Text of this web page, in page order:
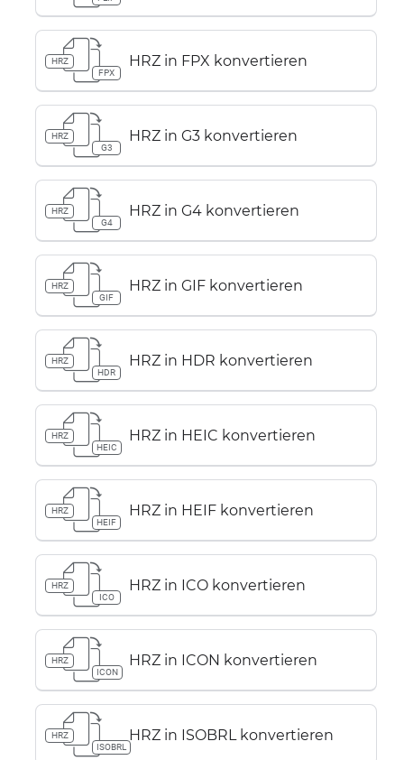
HRZ
FPX
HRZ in FPX konvertieren
HRZ
G3
HRZ in G3 konvertieren
HRZ
G4
HRZ in G4 konvertieren
HRZ
GIF
HRZ in GIF konvertieren
HRZ
HDR
HRZ in HDR konvertieren
HRZ
HEIC
HRZ in HEIC konvertieren
HRZ
HEIF
HRZ in HEIF konvertieren
HRZ
ICO
HRZ in ICO konvertieren
HRZ
ICON
HRZ in ICON konvertieren
HRZ
ISOBRL
HRZ in ISOBRL konvertieren